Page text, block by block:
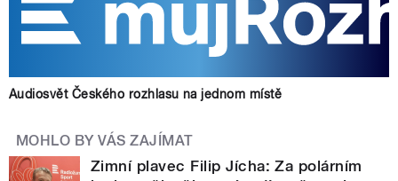
Audiosvět Českého rozhlasu na jednom místě
MOHLO BY VÁS ZAJÍMAT
Zimní plavec Filip Jícha: Za polárním